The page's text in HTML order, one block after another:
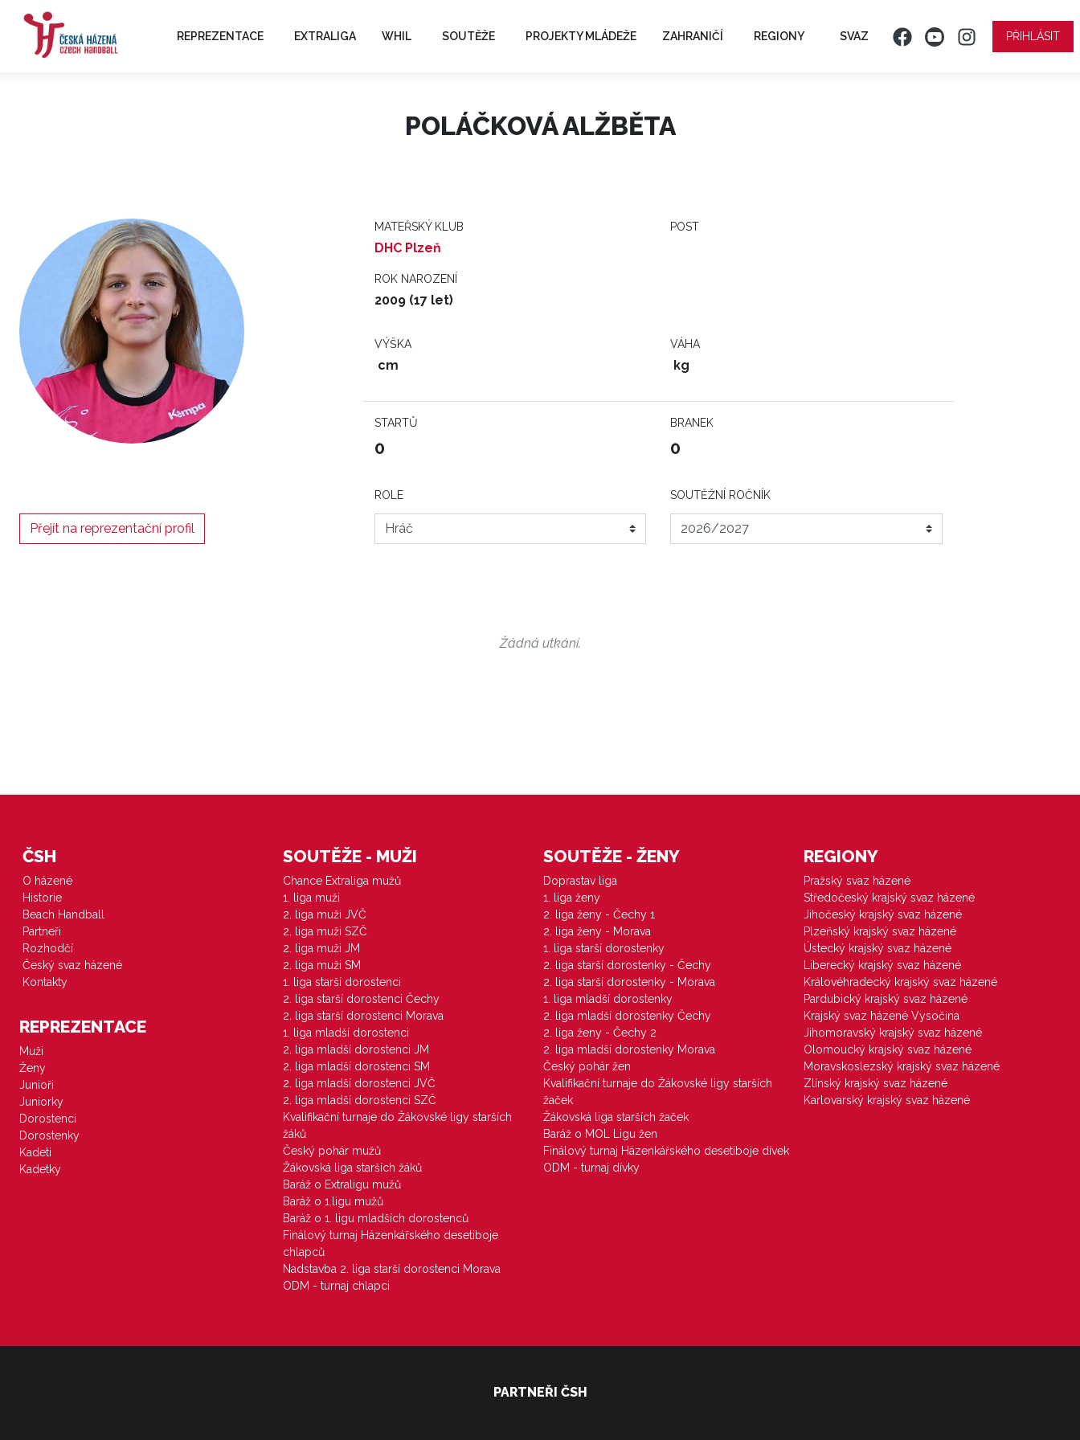
REPREZENTACE EXTRALIGA WHIL SOUTĚŽE PROJEKTY MLÁDEŽE ZAHRANIČÍ REGIONY SVAZ PŘIHLÁSIT
POLÁČKOVÁ ALŽBĚTA
MATEŘSKÝ KLUB
DHC Plzeň
POST
ROK NAROZENÍ
2009 (17 let)
VÝŠKA
cm
VÁHA
kg
STARTŮ
0
BRANEK
0
Přejít na reprezentační profil
ROLE SOUTĚŽNÍ ROČNÍK
Žádná utkání.
ČSH
O házené
Historie
Beach Handball
Partneři
Rozhodčí
Český svaz házené
Kontakty
REPREZENTACE
Muži
Ženy
Junioři
Juniorky
Dorostenci
Dorostenky
Kadeti
Kadetky
SOUTĚŽE - MUŽI
Chance Extraliga mužů
1. liga muži
2. liga muži JVČ
2. liga muži SZČ
2. liga muži JM
2. liga muži SM
1. liga starší dorostenci
2. liga starší dorostenci Čechy
2. liga starší dorostenci Morava
1. liga mladší dorostenci
2. liga mladší dorostenci JM
2. liga mladší dorostenci SM
2. liga mladší dorostenci JVČ
2. liga mladší dorostenci SZČ
Kvalifikační turnaje do Žákovské ligy starších
žáků
Český pohár mužů
Žákovská liga starších žáků
Baráž o Extraligu mužů
Baráž o 1.ligu mužů
Baráž o 1. ligu mladších dorostenců
Finálový turnaj Házenkářského desetiboje
chlapců
Nadstavba 2. liga starší dorostenci Morava
ODM - turnaj chlapci
SOUTĚŽE - ŽENY
Doprastav liga
1. liga ženy
2. liga ženy - Čechy 1
2. liga ženy - Morava
1. liga starší dorostenky
2. liga starší dorostenky - Čechy
2. liga starší dorostenky - Morava
1. liga mladší dorostenky
2. liga mladší dorostenky Čechy
2. liga ženy - Čechy 2
2. liga mladší dorostenky Morava
Český pohár žen
Kvalifikační turnaje do Žákovské ligy starších
žaček
Žákovská liga starších žaček
Baráž o MOL Ligu žen
Finálový turnaj Házenkářského desetiboje dívek
ODM - turnaj dívky
REGIONY
Pražský svaz házené
Středočeský krajský svaz házené
Jihočeský krajský svaz házené
Plzeňský krajský svaz házené
Ústecký krajský svaz házené
Liberecký krajský svaz házené
Královéhradecký krajský svaz házené
Pardubický krajský svaz házené
Krajský svaz házené Vysočina
Jihomoravský krajský svaz házené
Olomoucký krajský svaz házené
Moravskoslezský krajský svaz házené
Zlínský krajský svaz házené
Karlovarský krajský svaz házené
PARTNEŘI ČSH